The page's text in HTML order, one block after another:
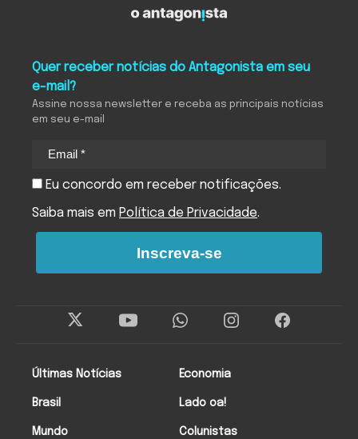
Últimas Notícias
Brasil
Mundo
Economia
Lado oa!
Colunistas
Quer receber notícias do Antagonista em seu
e-mail?
Assine nossa newsletter e receba as principais notícias
em seu e-mail
Eu concordo em receber notificações.
Saiba mais em Política de Privacidade.
Inscreva-se